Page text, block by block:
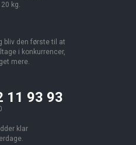
kg.
bliv den første til at
i konkurrencer,
mere.
11 93 93
klar